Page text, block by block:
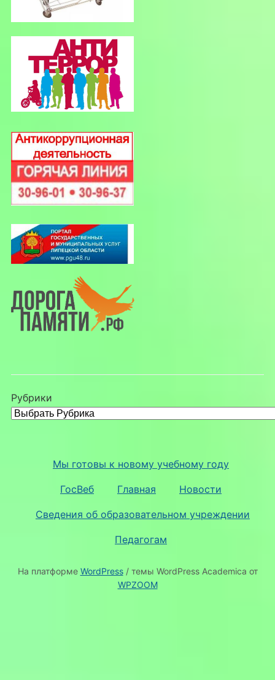
Рубрики
Мы готовы к новому учебному году
ГосВеб Главная Новости
Сведения об образовательном учреждении
Педагогам
На платформе WordPress/ темы WordPress Academica от
WPZOOM